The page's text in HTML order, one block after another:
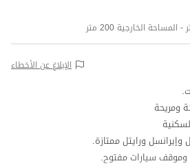
الإبلاغ عن الأخطاء
ومريحة
ورايتل ممتازة.